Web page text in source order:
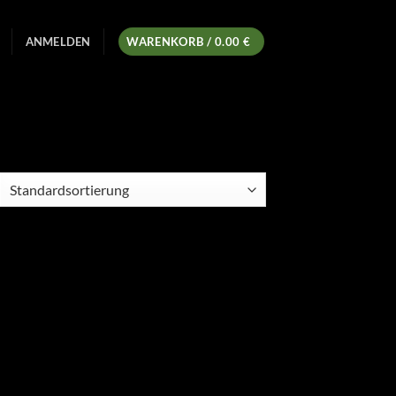
ANMELDEN WARENKORB / 0.00 €